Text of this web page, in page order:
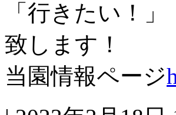
「行きたい！
致します！
当園情報ページ